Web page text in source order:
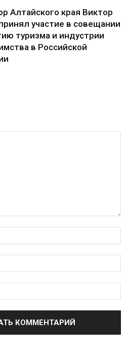
Алтайского края Виктор
участие в совещании
туризма и индустрии
в Российской